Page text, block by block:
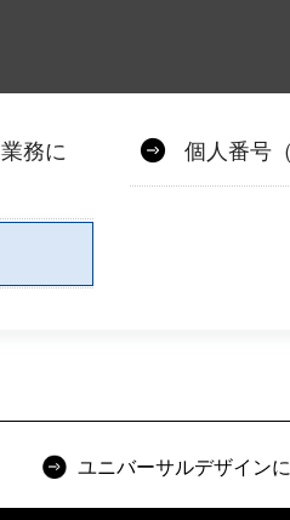
務に
個人番号
ユニバーサルデザイン